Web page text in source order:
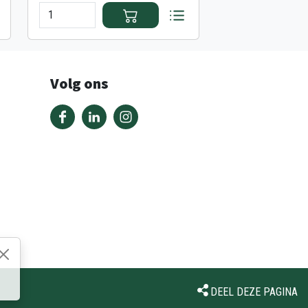
Volg ons
DEEL DEZE PAGINA